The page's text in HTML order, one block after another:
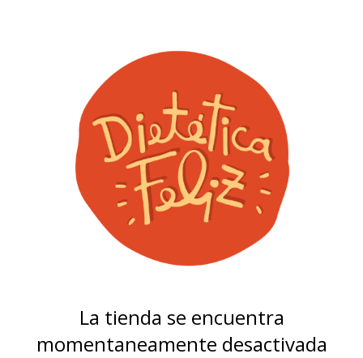
La tienda se encuentra
momentaneamente desactivada